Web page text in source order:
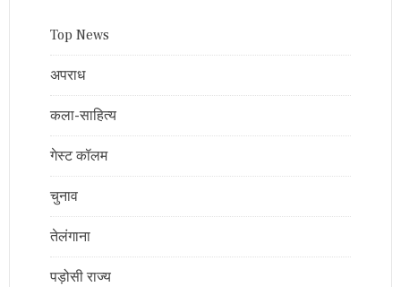
Top News
अपराध
कला-साहित्य
गेस्ट कॉलम
चुनाव
तेलंगाना
पड़ोसी राज्य